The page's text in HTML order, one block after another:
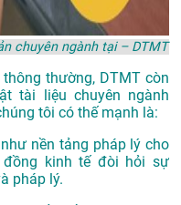
chuyên ngành tại – DTMT
thường, DTMT còn
tài liệu chuyên ngành
tôi có thế mạnh là:
nền tảng pháp lý cho
kinh tế đòi hỏi sự
pháp lý.